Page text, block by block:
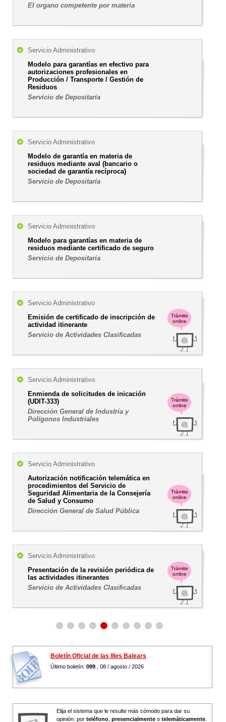
El organo competente por materia
Servicio Administrativo
Modelo para garantías en efectivo para
autorizaciones profesionales en
Producción / Transporte / Gestión de
Residuos
Servicio de Depositaría
Servicio Administrativo
Modelo de garantía en materia de
residuos mediante aval (bancario o
sociedad de garantía recíproca)
Servicio de Depositaría
Servicio Administrativo
Modelo para garantías en materia de
residuos mediante certificado de seguro
Servicio de Depositaría
Trámite
online
Servicio Administrativo
Emisión de certificado de inscripción de
actividad itinerante
Servicio de Actividades Clasificadas
Trámite
online
Servicio Administrativo
Enmienda de solicitudes de inicación
(UDIT-333)
Dirección General de Industria y
Polígonos Industriales
Trámite
online
Servicio Administrativo
Autorización notificación telemática en
procedimientos del Servicio de
Seguridad Alimentaria de la Consejería
de Salud y Consumo
Dirección General de Salud Pública
Trámite
online
Servicio Administrativo
Presentación de la revisión periódica de
las actividades itinerantes
Servicio de Actividades Clasificadas
Boletín Oficial de las Illes Balears
Último boletín: 099 , 08 / agosto / 2026
Elija el sistema que le resulte más cómodo para dar su
opinión: por teléfono presencialmente o telemáticamente